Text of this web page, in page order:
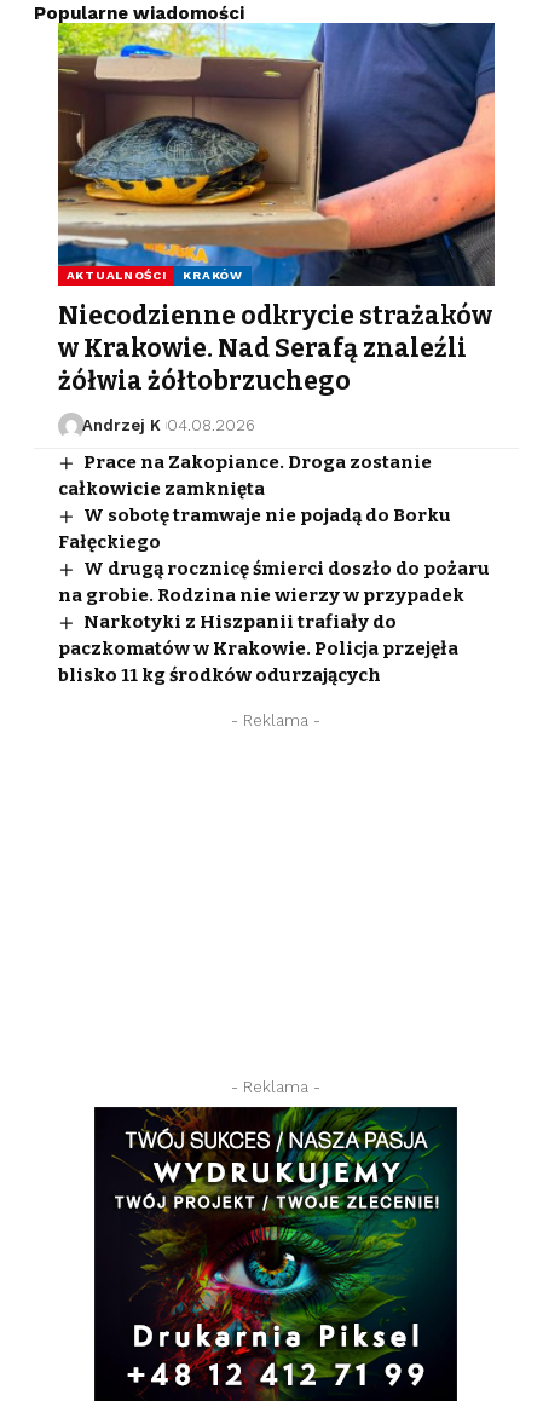
Popularne wiadomości
AKTUALNOŚCI KRAKÓW
Niecodzienne odkrycie strażaków
w Krakowie. Nad Serafą znaleźli
żółwia żółtobrzuchego
Andrzej K 04.08.2026
Prace na Zakopiance. Droga zostanie
całkowicie zamknięta
W sobotę tramwaje nie pojadą do Borku
Fałęckiego
W drugą rocznicę śmierci doszło do pożaru
na grobie. Rodzina nie wierzy w przypadek
Narkotyki z Hiszpanii trafiały do
paczkomatów w Krakowie. Policja przejęła
blisko 11 kg środków odurzających
- Reklama -
- Reklama -